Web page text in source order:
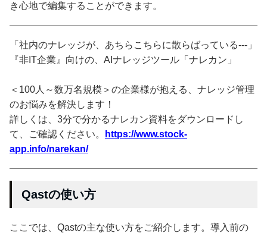
き心地で編集することができます。
「社内のナレッジが、あちらこちらに散らばっている---」
『非IT企業』向けの、AIナレッジツール「ナレカン」
＜100人～数万名規模＞の企業様が抱える、ナレッジ管理
のお悩みを解決します！
詳しくは、3分で分かるナレカン資料をダウンロードし
て、ご確認ください。
https://www.stock-
app.info/narekan/
Qastの使い方
ここでは、Qastの主な使い方をご紹介します。導入前の